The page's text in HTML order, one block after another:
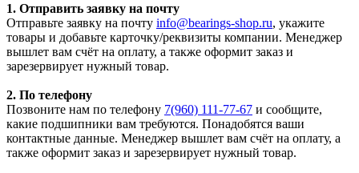
1. Отправить заявку на почту
Отправьте заявку на почту info@bearings-shop.ru, укажите
товары и добавьте карточку/реквизиты компании. Менеджер
вышлет вам счёт на оплату, а также оформит заказ и
зарезервирует нужный товар.
2. По телефону
Позвоните нам по телефону 7(960) 111-77-67 и сообщите,
какие подшипники вам требуются. Понадобятся ваши
контактные данные. Менеджер вышлет вам счёт на оплату, а
также оформит заказ и зарезервирует нужный товар.